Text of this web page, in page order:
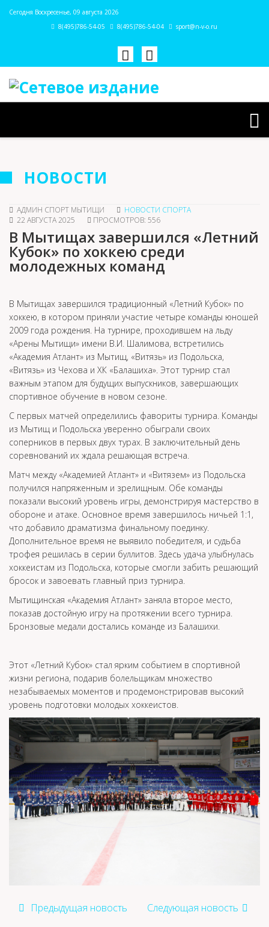
Сегодня Воскресенье, 09 августа 2026
8(495)786-54-05
8(495)786-54-04 sport@n-v-o.ru
НОВОСТИ
АДМИН СПОРТ МЫТИЩИ
НОВОСТИ СПОРТА
22 АВГУСТА 2025
ПРОСМОТРОВ: 556
В Мытищах завершился «Летний
Кубок» по хоккею среди
молодежных команд
В Мытищах завершился традиционный «Летний Кубок» по
хоккею, в котором приняли участие четыре команды юношей
2009 года рождения. На турнире, проходившем на льду
«Арены Мытищи» имени В.И. Шалимова, встретились
«Академия Атлант» из Мытищ, «Витязь» из Подольска,
«Витязь» из Чехова и ХК «Балашиха». Этот турнир стал
важным этапом для будущих выпускников, завершающих
спортивное обучение в новом сезоне.
С первых матчей определились фавориты турнира. Команды
из Мытищ и Подольска уверенно обыграли своих
соперников в первых двух турах. В заключительный день
соревнований их ждала решающая встреча.
Матч между «Академией Атлант» и «Витязем» из Подольска
получился напряженным и зрелищным. Обе команды
показали высокий уровень игры, демонстрируя мастерство в
обороне и атаке. Основное время завершилось ничьей 1:1,
что добавило драматизма финальному поединку.
Дополнительное время не выявило победителя, и судьба
трофея решилась в серии буллитов. Здесь удача улыбнулась
хоккеистам из Подольска, которые смогли забить решающий
бросок и завоевать главный приз турнира.
Мытищинская «Академия Атлант» заняла второе место,
показав достойную игру на протяжении всего турнира.
Бронзовые медали достались команде из Балашихи.
Этот «Летний Кубок» стал ярким событием в спортивной
жизни региона, подарив болельщикам множество
незабываемых моментов и продемонстрировав высокий
уровень подготовки молодых хоккеистов.
Предыдущая новость Следующая новость